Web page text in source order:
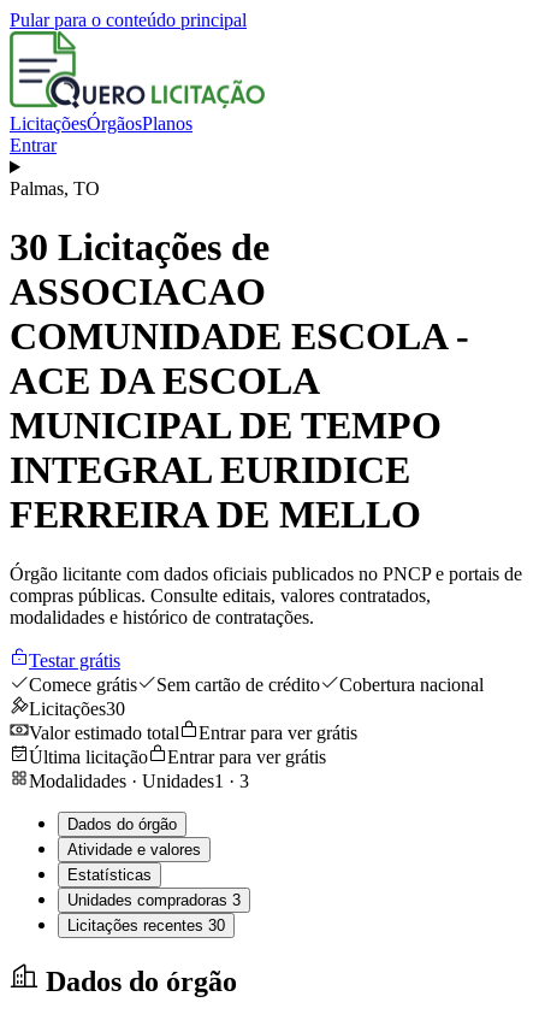
Pular para o conteúdo principal
LicitaçõesÓrgãosPlanos
Entrar
Palmas, TO
30 Licitações de
ASSOCIACAO
COMUNIDADE ESCOLA -
ACE DA ESCOLA
MUNICIPAL DE TEMPO
INTEGRAL EURIDICE
FERREIRA DE MELLO
Órgão licitante com dados oficiais publicados no PNCP e portais de
compras públicas. Consulte editais, valores contratados,
modalidades e histórico de contratações.
Testar grátis
Comece grátis
Sem cartão de crédito
Cobertura nacional
Licitações30
Valor estimado total
Entrar para ver grátis
Última licitação
Entrar para ver grátis
Modalidades · Unidades1 · 3
Dados do órgão
Atividade e valores
Estatísticas
Unidades compradoras 3
Licitações recentes 30
Dados do órgão